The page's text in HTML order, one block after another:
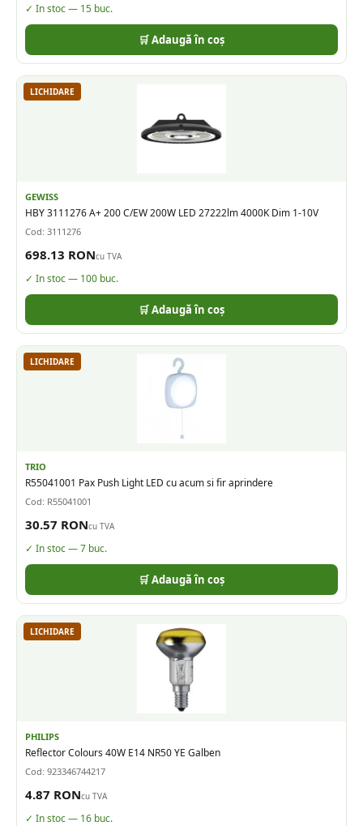
✓ In stoc — 15 buc.
🛒 Adaugă în coș
LICHIDARE
GEWISS
HBY 3111276 A+ 200 C/EW 200W LED 27222lm 4000K Dim 1-10V
Cod: 3111276
698.13 RONcu TVA
✓ In stoc — 100 buc.
🛒 Adaugă în coș
LICHIDARE
TRIO
R55041001 Pax Push Light LED cu acum si fir aprindere
Cod: R55041001
30.57 RONcu TVA
✓ In stoc —7 buc.
🛒 Adaugă în coș
LICHIDARE
PHILIPS
Reflector Colours 40W E14 NR50 YE Galben
Cod: 923346744217
4.87 RONcu TVA
✓ In stoc — 16 buc.